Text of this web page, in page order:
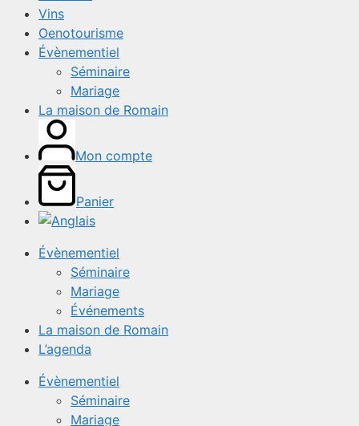
Vins
Oenotourisme
Évènementiel
Séminaire
Mariage
La maison de Romain
Mon compte
Panier
Évènementiel
Séminaire
Mariage
Événements
La maison de Romain
L’agenda
Évènementiel
Séminaire
Mariage